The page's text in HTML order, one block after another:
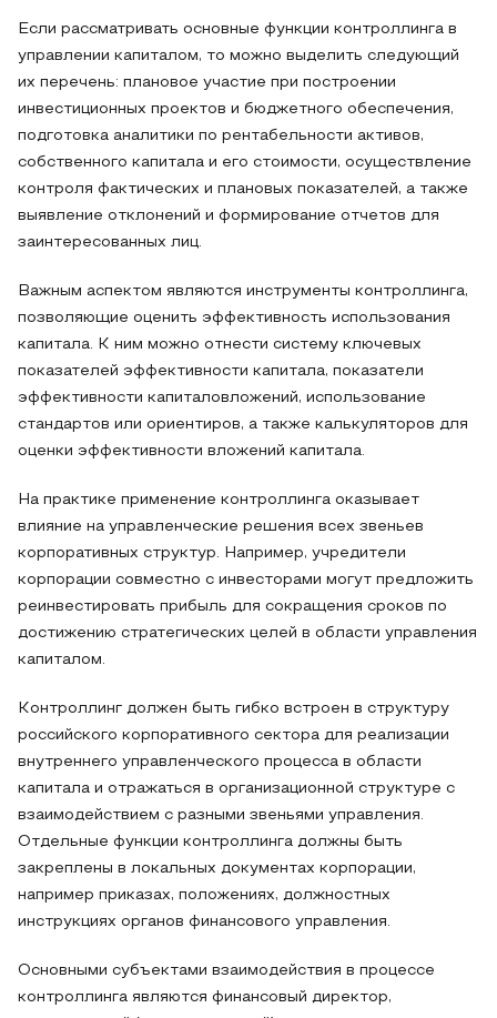
Если рассматривать основные функции контроллинга в
управлении капиталом, то можно выделить следующий
их перечень: плановое участие при построении
инвестиционных проектов и бюджетного обеспечения,
подготовка аналитики по рентабельности активов,
собственного капитала и его стоимости, осуществление
контроля фактических и плановых показателей, а также
выявление отклонений и формирование отчетов для
заинтересованных лиц.
Важным аспектом являются инструменты контроллинга,
позволяющие оценить эффективность использования
капитала. К ним можно отнести систему ключевых
показателей эффективности капитала, показатели
эффективности капиталовложений, использование
стандартов или ориентиров, а также калькуляторов для
оценки эффективности вложений капитала.
На практике применение контроллинга оказывает
влияние на управленческие решения всех звеньев
корпоративных структур. Например, учредители
корпорации совместно с инвесторами могут предложить
реинвестировать прибыль для сокращения сроков по
достижению стратегических целей в области управления
капиталом.
Контроллинг должен быть гибко встроен в структуру
российского корпоративного сектора для реализации
внутреннего управленческого процесса в области
капитала и отражаться в организационной структуре с
взаимодействием с разными звеньями управления.
Отдельные функции контроллинга должны быть
закреплены в локальных документах корпорации,
например приказах, положениях, должностных
инструкциях органов финансового управления.
Основными субъектами взаимодействия в процессе
контроллинга являются финансовый директор,